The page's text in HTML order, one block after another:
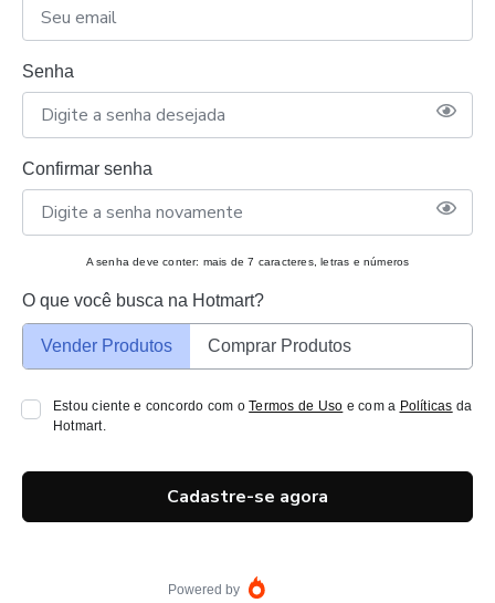
Senha
Confirmar senha
A senha deve conter: mais de 7 caracteres, letras e números
O que você busca na Hotmart?
Vender Produtos Comprar Produtos
Estou ciente e concordo com oTermos de Uso e com a Políticas da
Hotmart.
Cadastre-se agora
Powered by